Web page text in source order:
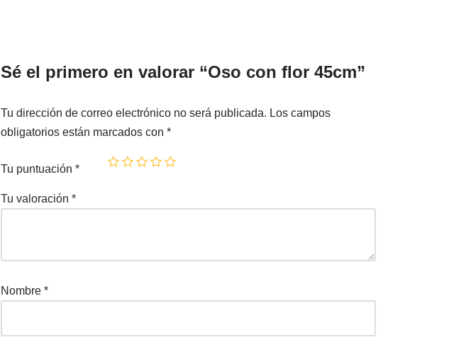
Sé el primero en valorar “Oso con flor 45cm”
Tu dirección de correo electrónico no será publicada. Los campos
obligatorios están marcados con *
Tu puntuación *
Tu valoración *
Nombre *